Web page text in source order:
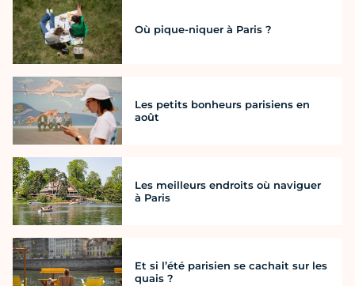
Où pique-niquer à Paris ?
Les petits bonheurs parisiens en
août
Les meilleurs endroits où naviguer
à Paris
Et si l’été parisien se cachait sur les
quais ?